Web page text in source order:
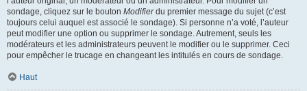
sondage, cliquez sur le bouton Modifierdu premier message du sujet (c’est
toujours celui auquel est associé le sondage). Si personne n’a voté, l’auteur
peut modifier une option ou supprimer le sondage. Autrement, seuls les
modérateurs et les administrateurs peuvent le modifier ou le supprimer. Ceci
pour empêcher le trucage en changeant les intitulés en cours de sondage.
Haut